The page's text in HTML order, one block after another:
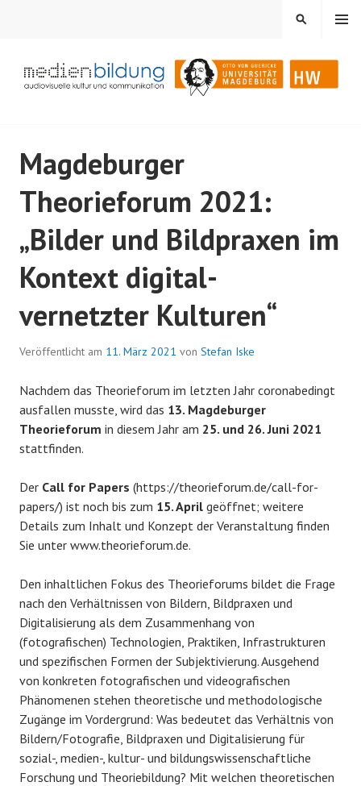
Audiovisuelle Kultur und Kommunikation
MENÜ
SUCHEN
Magdeburger
Theorieforum 2021:
„Bilder und Bildpraxen im
Kontext digital-
vernetzter Kulturen“
Veröffentlicht am 11. März 2021 von Stefan Iske
Nachdem das Theorieforum im letzten Jahr coronabedingt
ausfallen musste, wird das 13. Magdeburger
Theorieforum in diesem Jahr am 25. und 26. Juni 2021
stattfinden.
Der Call for Papers (https://theorieforum.de/call-for-
papers/) ist noch bis zum 15. April geöffnet; weitere
Details zum Inhalt und Konzept der Veranstaltung finden
Sie unter www.theorieforum.de.
Den inhaltlichen Fokus des Theorieforums bildet die Frage
nach den Verhältnissen von Bildern, Bildpraxen und
Digitalisierung als dem Zusammenhang von
(fotografischen) Technologien, Praktiken, Infrastrukturen
und spezifischen Formen der Subjektivierung. Ausgehend
von konkreten fotografischen und videografischen
Phänomenen stehen theoretische und methodologische
Zugänge im Vordergrund: Was bedeutet das Verhältnis von
Bildern/Fotografie, Bildpraxen und Digitalisierung für
sozial-, medien-, kultur- und bildungswissenschaftliche
Forschung und Theoriebildung? Mit welchen theoretischen